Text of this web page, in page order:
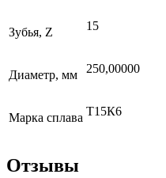
Зубья, Z 15
Диаметр, мм 250,00000
Марка сплава Т15К6
Отзывы